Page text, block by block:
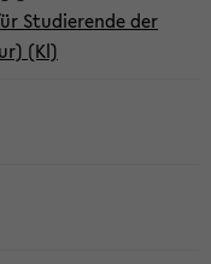
Studierende der
(Kl)